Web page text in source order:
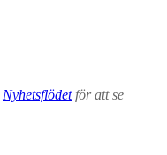
Nyhetsflödetför att se